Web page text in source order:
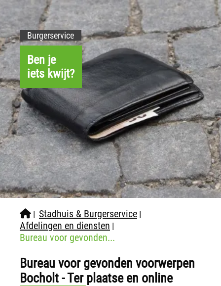
Burgerservice
Ben je
iets kwijt?
| Stadhuis & Burgerservice |
Afdelingen en diensten |
Bureau voor gevonden...
Bureau voor gevonden voorwerpen
Bocholt - Ter plaatse en online